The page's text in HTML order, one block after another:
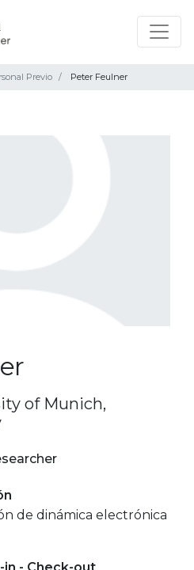
Previo Peter Feulner
of Munich,
de dinámica electrónica